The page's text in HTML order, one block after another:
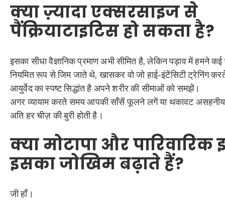
क्या ज़्यादा एक्सरसाइज से
पैंक्रियाटाइटिस हो सकता है?
इसका सीधा वैज्ञानिक प्रमाण अभी सीमित है, लेकिन पड़ाव में हमने
नियमित रूप से जिम जाते थे, खासकर वो जो हाई-इंटेंसिटी ट्रेनिंग
आयुर्वेद का स्पष्ट सिद्धांत है अपने शरीर की सीमाओं को समझें।
अगर व्यायाम करते समय आपकी साँसें फूलने लगें या थकावट असहनीय
अति हर चीज़ की बुरी होती है।
क्या मोटापा और पारिवारिक
इसका जोखिम बढ़ाते हैं?
जी हाँ।